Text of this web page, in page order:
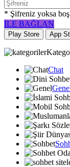
* Şifreniz yoksa boş
İLE BAĞLAN
Play Store App
Chat